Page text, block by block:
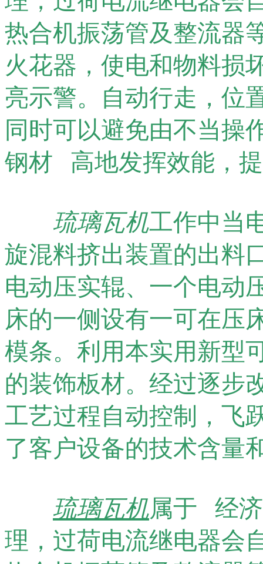
热合机振荡管及整流器
火花器，使电和物料损
亮示警。自动行走，位
同时可以避免由不当操
钢材 高地发挥效能，
琉璃瓦机工作中当
旋混料挤出装置的出料
电动压实辊、一个电动
床的一侧设有一可在压
模条。利用本实用新型
的装饰板材。经过逐步
工艺过程自动控制，飞
了客户设备的技术含量
琉璃瓦机属于 经
理，过荷电流继电器会